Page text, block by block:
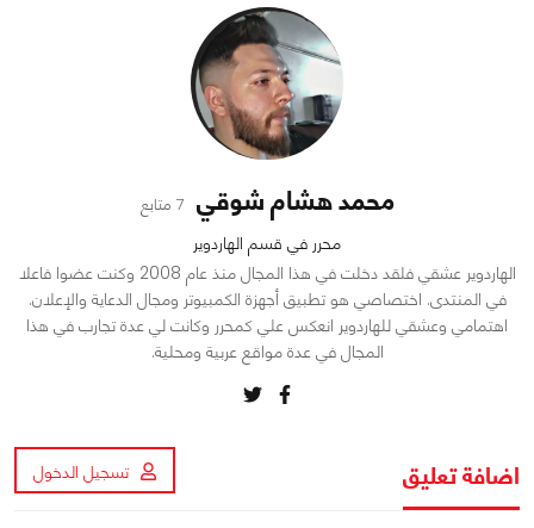
محمد هشام شوقي 7 متابع
محرر في قسم الهاردوير
الهاردوير عشقي فلقد دخلت في هذا المجال منذ عام 2008 وكنت عضوا فاعلا
في المنتدى. اختصاصي هو تطبيق أجهزة الكمبيوتر ومجال الدعاية والإعلان.
اهتمامي وعشقي للهاردوير انعكس علي كمحرر وكانت لي عدة تجارب في هذا
المجال في عدة مواقع عربية ومحلية.
اضافة تعليق تسجيل الدخول